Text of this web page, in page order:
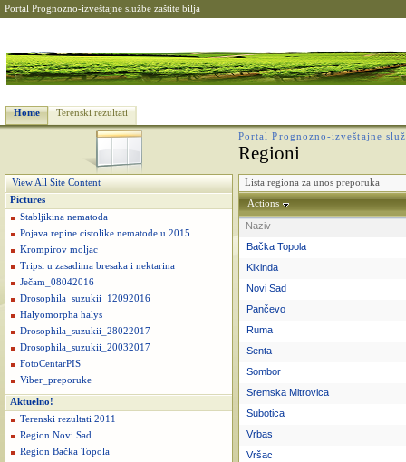
Portal Prognozno-izveštajne službe zaštite bilja
Home Terenski rezultati
Portal Prognozno-izveštajne
Regioni
View All Site Content
Pictures
Stabljikina nematoda
Pojava repine cistolike nematode u 2015
Krompirov moljac
Tripsi u zasadima bresaka i nektarina
Ječam_08042016
Drosophila_suzukii_12092016
Halyomorpha halys
Drosophila_suzukii_28022017
Drosophila_suzukii_20032017
FotoCentarPIS
Viber_preporuke
Aktuelno!
Terenski rezultati 2011
Region Novi Sad
Region Bačka Topola
Lista regiona za unos preporuka
Actions
Naziv
Bačka Topola
Kikinda
Novi Sad
Pančevo
Ruma
Senta
Sombor
Sremska Mitrovica
Subotica
Vrbas
Vršac